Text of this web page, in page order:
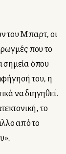
του Μπαρτ, οι
ρωγμές που το
σημεία όπου
του, η
να διηγηθεί.
το
από το